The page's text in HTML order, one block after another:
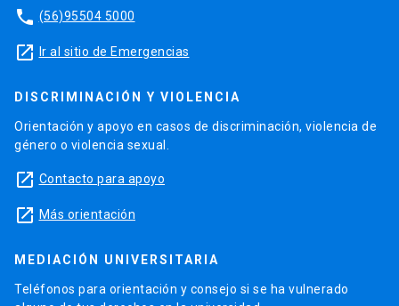
phone (56)95504 5000
launch Ir al sitio de Emergencias
DISCRIMINACIÓN Y VIOLENCIA
Orientación y apoyo en casos de discriminación, violencia de
género o violencia sexual.
launch Contacto para apoyo
launch Más orientación
MEDIACIÓN UNIVERSITARIA
Teléfonos para orientación y consejo si se ha vulnerado